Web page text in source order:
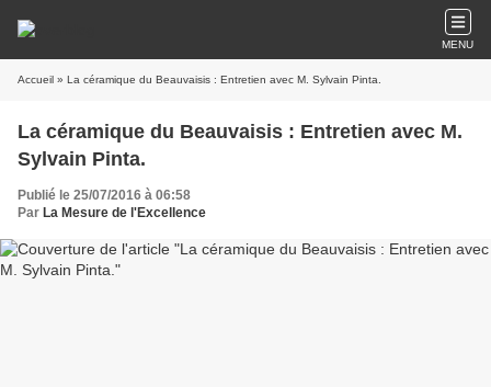
MENU
Accueil » La céramique du Beauvaisis : Entretien avec M. Sylvain Pinta.
La céramique du Beauvaisis : Entretien avec M.
Sylvain Pinta.
Publié le 25/07/2016 à 06:58
Par La Mesure de l'Excellence